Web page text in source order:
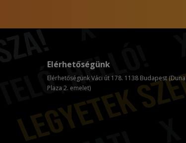
Elérhetőségünk
Elérhetőségünk Váci út 178. 1138 Budapest (Duna
Plaza 2. emelet)